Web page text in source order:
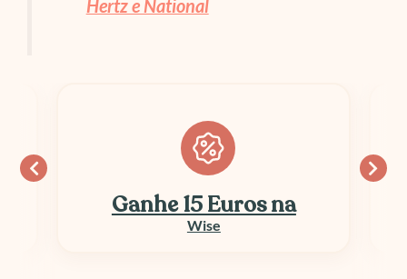
Hertz e National
Ganhe 15 Euros na
Wise